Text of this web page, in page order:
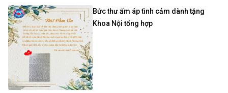
Bức thư ấm áp tình cảm dành tặng
Khoa Nội tổng hợp